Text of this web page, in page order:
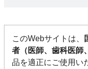
このWebサイトは、
者（医師、歯科医師
品を適正にご使用い